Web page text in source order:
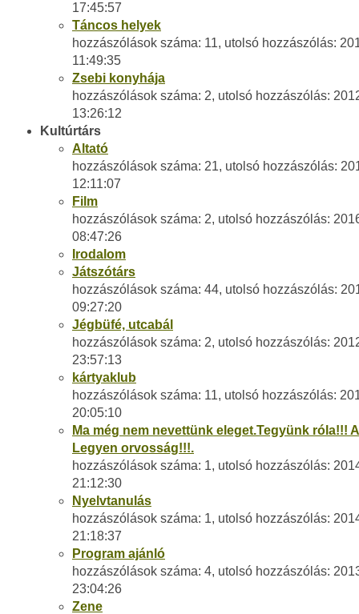
17:45:57
Táncos helyek
hozzászólások száma: 11, utolsó hozzászólás:
11:49:35
Zsebi konyhája
hozzászólások száma: 2, utolsó hozzászólás:
13:26:12
Kultúrtárs
Altató
hozzászólások száma: 21, utolsó hozzászólás:
12:11:07
Film
hozzászólások száma: 2, utolsó hozzászólás:
08:47:26
Irodalom
Játszótárs
hozzászólások száma: 44, utolsó hozzászólás:
09:27:20
Jégbüfé, utcabál
hozzászólások száma: 2, utolsó hozzászólás:
23:57:13
kártyaklub
hozzászólások száma: 11, utolsó hozzászólás:
20:05:10
Ma még nem nevettünk eleget.Tegyünk róla!!!
Legyen orvosság!!!.
hozzászólások száma: 1, utolsó hozzászólás:
21:12:30
Nyelvtanulás
hozzászólások száma: 1, utolsó hozzászólás:
21:18:37
Program ajánló
hozzászólások száma: 4, utolsó hozzászólás:
23:04:26
Zene